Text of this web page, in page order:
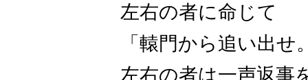
左右の者に命じて
「轅門から追い出せ
左右の者は一声返事